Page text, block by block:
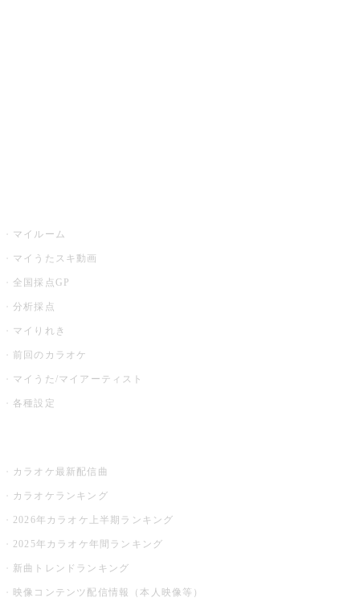
マイルーム
マイうたスキ動画
全国採点GP
分析採点
マイりれき
前回のカラオケ
マイうた/マイアーティスト
各種設定
カラオケ最新配信曲
カラオケランキング
2026年カラオケ上半期ランキング
2025年カラオケ年間ランキング
新曲トレンドランキング
映像コンテンツ配信情報（本人映像等）